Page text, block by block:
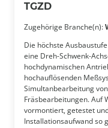
TGZD
Zugehörige Branche(n):
Die höchste
eine Dreh-Schwenk-
hochdynamischen
hochauflösenden
Simultanbearbeitung
Fräsbearbeitungen. Auf
vormontiert, getestet
Installationsaufwand so